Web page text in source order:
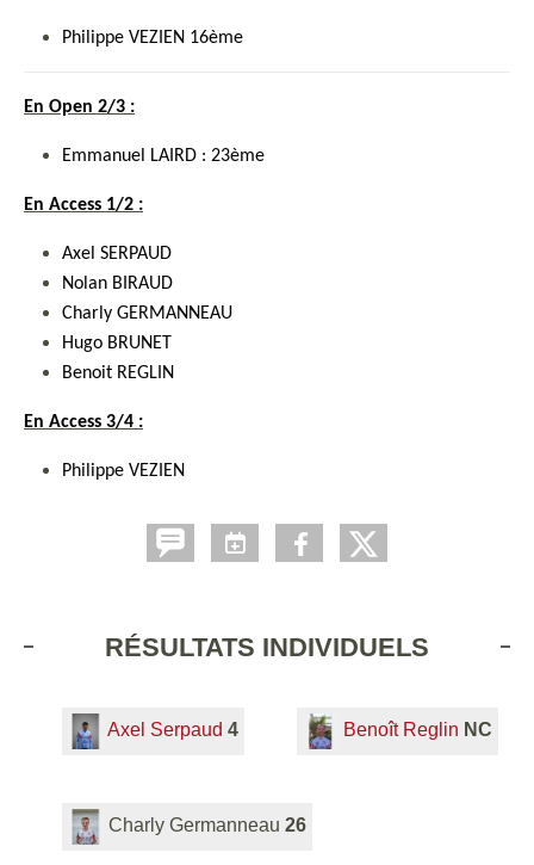
Philippe VEZIEN 16ème
En Open 2/3 :
Emmanuel LAIRD : 23ème
En Access 1/2 :
Axel SERPAUD
Nolan BIRAUD
Charly GERMANNEAU
Hugo BRUNET
Benoit REGLIN
En Access 3/4 :
Philippe VEZIEN
RÉSULTATS INDIVIDUELS
Axel Serpaud 4 Benoît Reglin NC
Charly Germanneau 26